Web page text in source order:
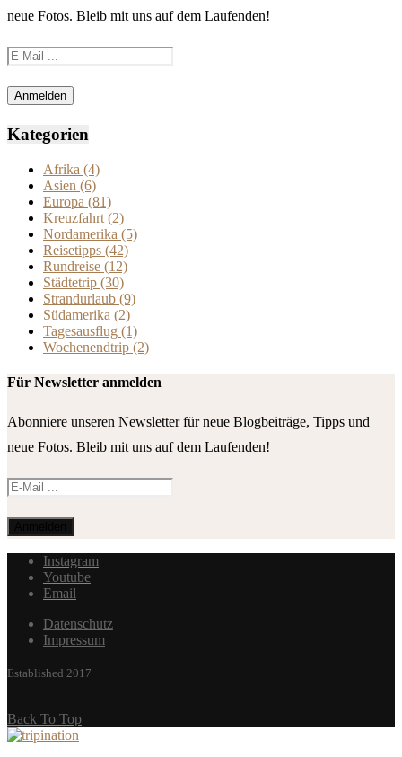
neue Fotos. Bleib mit uns auf dem Laufenden!
Kategorien
Afrika (4)
Asien (6)
Europa (81)
Kreuzfahrt (2)
Nordamerika (5)
Reisetipps (42)
Rundreise (12)
Städtetrip (30)
Strandurlaub (9)
Südamerika (2)
Tagesausflug (1)
Wochenendtrip (2)
Für Newsletter anmelden
Abonniere unseren Newsletter für neue Blogbeiträge, Tipps und
neue Fotos. Bleib mit uns auf dem Laufenden!
Instagram
Youtube
Email
Datenschutz
Impressum
Established 2017
Back To Top